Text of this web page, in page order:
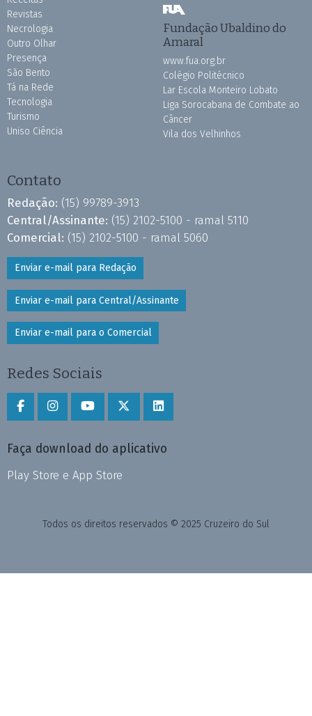
Revistas
Necrologia
Outro Olhar
Presença
São Bento
Tá na Rede
Tecnologia
Turismo
Uniso Ciência
Fundação Ubaldino do
Amaral
www.fua.org.br
Colégio Politécnico
Lar Escola Monteiro Lobato
Liga Sorocabana de Combate ao
Câncer
Vila dos Velhinhos
Contato
Redação: (15) 99789-3913
Central/Assinante: (15) 2102-5100 - ramal 5110
Comercial: (15) 2102-5100 - ramal 5060
Enviar e-mail para Redação
Enviar e-mail para Central/Assinante
Enviar e-mail para o Comercial
Redes Sociais
Faça download do aplicativo
Play Store e App Store
Todos os direitos reservados © 2025 Cruzeiro do Sul